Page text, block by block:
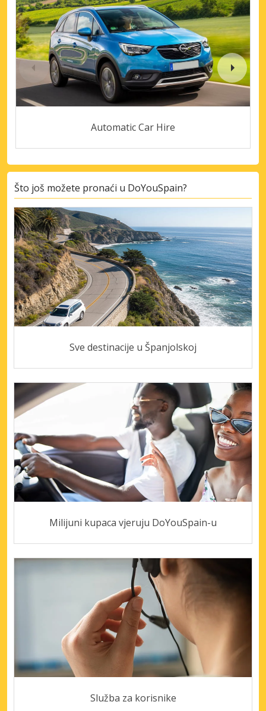
Automatic Car Hire
Što još možete pronaći u DoYouSpain?
Sve destinacije u Španjolskoj
Milijuni kupaca vjeruju DoYouSpain-u
Služba za korisnike